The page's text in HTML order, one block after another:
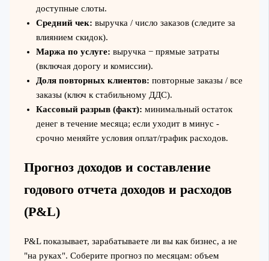
доступные слоты.
Средний чек: выручка / число заказов (следите за
влиянием скидок).
Маржа по услуге: выручка − прямые затраты
(включая дорогу и комиссии).
Доля повторных клиентов: повторные заказы / все
заказы (ключ к стабильному ДДС).
Кассовый разрыв (факт): минимальный остаток
денег в течение месяца; если уходит в минус -
срочно меняйте условия оплат/график расходов.
Прогноз доходов и составление
годового отчета доходов и расходов
(P&L)
P&L показывает, зарабатываете ли вы как бизнес, а не
"на руках". Соберите прогноз по месяцам: объем